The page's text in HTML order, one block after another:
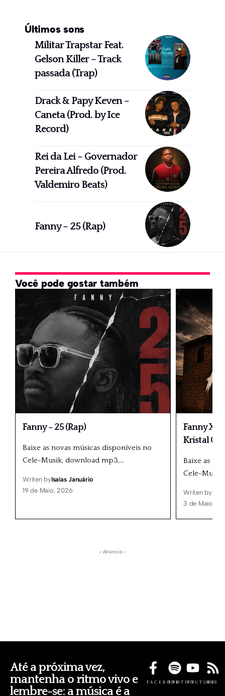
Últimos sons
Militar Trapstar Feat.
Gelson Killer – Track
passada (Trap)
Drack & Papy Keven –
Caneta (Prod. by Ice
Record)
Rei da Lei – Governador
Pereira Alfredo (Prod.
Valdemiro Beats)
Fanny – 25 (Rap)
Você pode gostar também
Fanny – 25 (Rap)
Baixe as novas músicas disponíveis no
Cele-Musik, download mp3,…
Writen byIsaías Januário
19 de Maio, 2026
Fanny X
Kristal
Baixe as
Cele-
Writen by
3 de Maio,
- Anúncio -
Até a próxima vez,
mantenha o ritmo vivo e
lembre-se: a música é a
FACEBOOKSPOTIFYYOUTUBE
RSS